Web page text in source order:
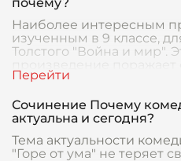
Наиболее интересным
изученным в 9 классе,
Толстого "Война и мир".
произведение
глубиной. Толсто
Сочинение Почему
актуальна и сегодня?
Тема актуальности
"Горе от ума" не теряет